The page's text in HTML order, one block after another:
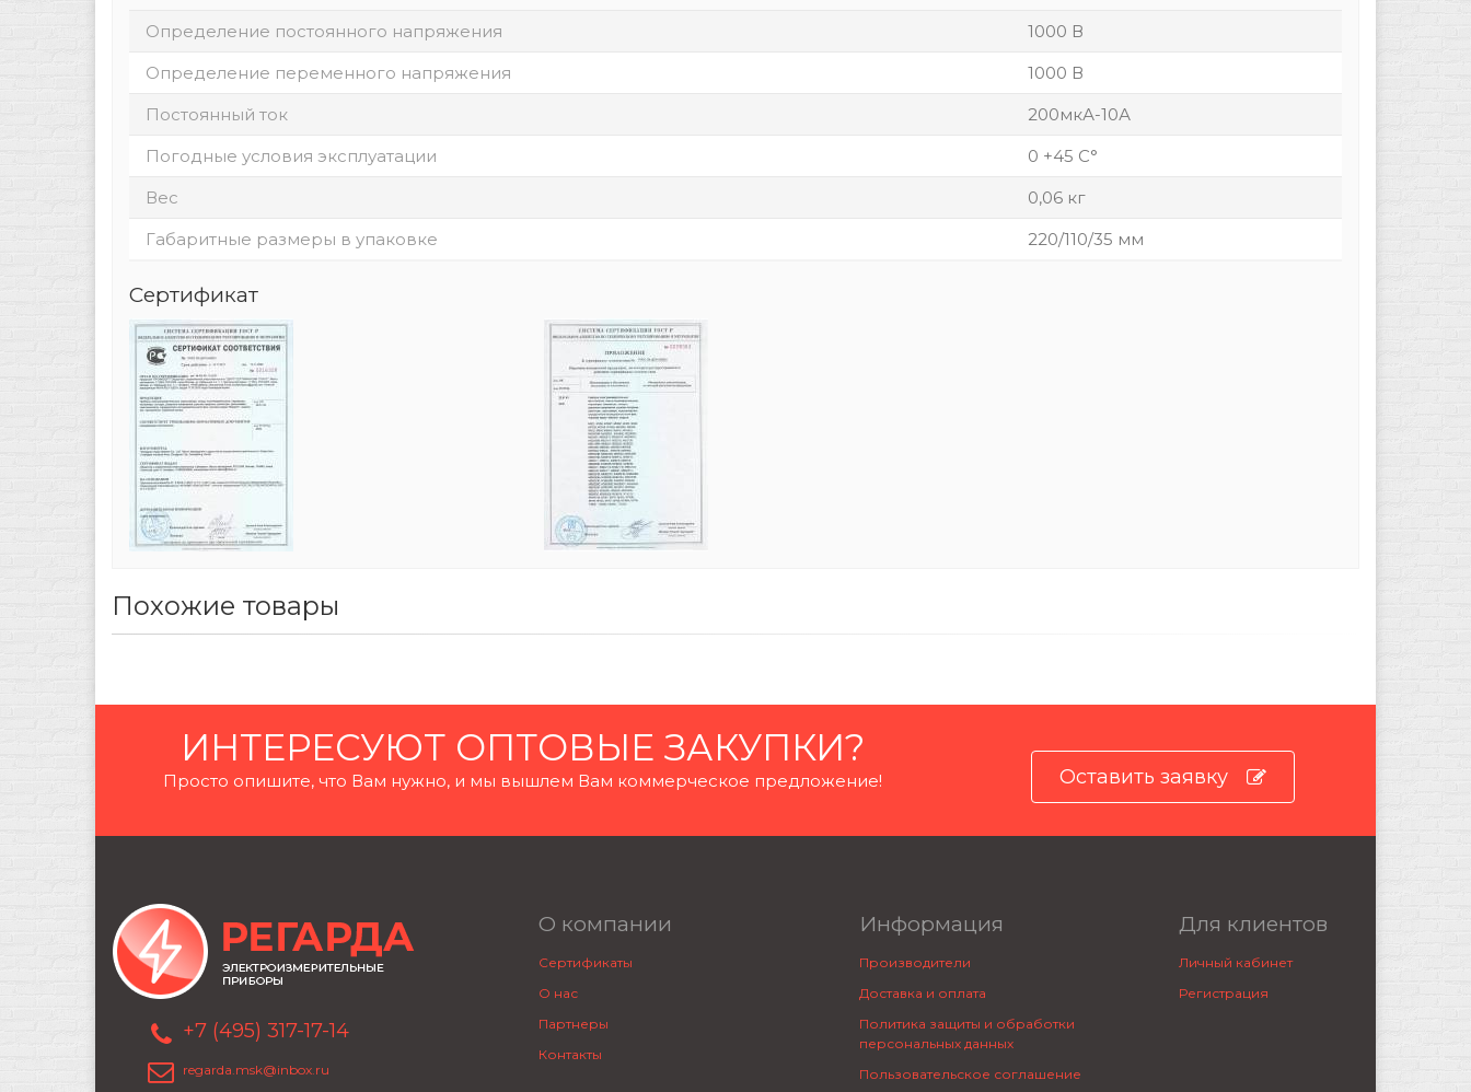
Определение постоянного напряжения
1000 В
Определение переменного напряжения
1000 В
Постоянный ток
200мкА-10А
Погодные условия эксплуатации
0 +45 С°
Вес
0,06 кг
Габаритные размеры в упаковке
220/110/35 мм
Сертификат
Похожие товары
ИНТЕРЕСУЮТ ОПТОВЫЕ ЗАКУПКИ?
Просто опишите, что Вам нужно, и мы вышлем Вам коммерческое предложение! Оставить заявку
+7 (495) 317-17-14
regarda.msk@inbox.ru
О компании
Сертификаты
О нас
Партнеры
Контакты
Информация
Производители
Доставка и оплата
Политика защиты и обработки
персональных данных
Пользовательское соглашение
Для клиентов
Личный кабинет
Регистрация